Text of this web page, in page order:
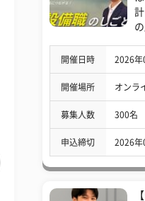
開催日時 2026年
開催場所 オンラ
募集人数 300名
申込締切 2026年